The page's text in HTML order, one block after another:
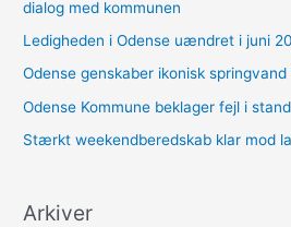
dialog med kommunen
Ledigheden i Odense uændret i juni
Odense genskaber ikonisk
Odense Kommune beklager fejl i
Stærkt weekendberedskab klar mod
Arkiver